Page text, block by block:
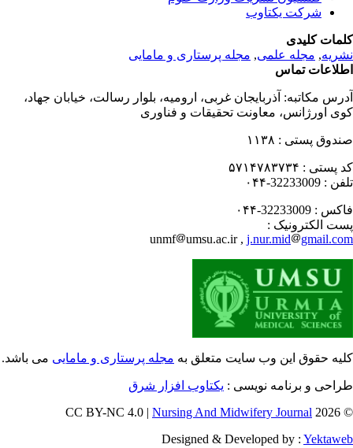
شرکت یکتاوب
کلیدی
,مجله علمی, مجله پرستاری و مامایی
تماس
مکاتبه:آذربایجان غربی، ارومیه، بلوار رسالت، خیابان جهاد،
اورژانس، معاونت تحقیقات و فناوری
پستی : ۱۱۳۸
پستی : ۵۷۱۴۷۸۳۷۳۴
: 32233009-۰۴۴
: 32233009-۰۴۴
الکترونیک :
unmf
umsu.ac.ir ,j.nur.mid
حقوق این وب سایت متعلق بهمجله پرستاری و ماماییمی باشد.
و برنامه نویسی : یکتاوب افزار شرق
©
Nursing And Midwifery Journal
Designed & Developed by :